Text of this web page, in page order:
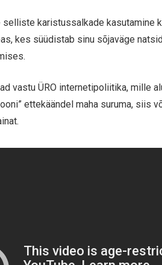
karistussalkade kasutamine
kes süüdistab sinu sõjaväge
vastu ÜRO internetipoliitika, mille
ettekäändel maha suruma, siis